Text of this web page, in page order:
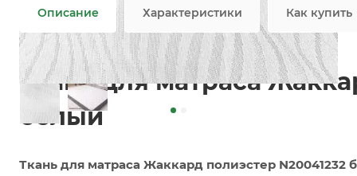
Описание Характеристики Как купить
Ткань для матраса
белый
Ткань для матраса Жаккард полиэстер N20041232